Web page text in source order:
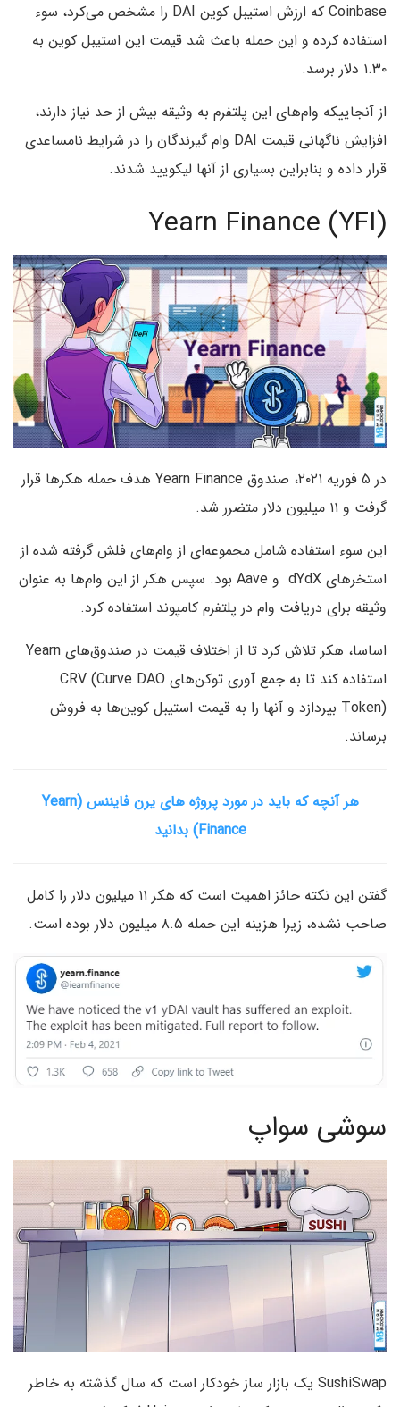
Coinbase که ارزش استیبل کوین DAI را مشخص می‌کرد، سوء
استفاده کرده و این حمله باعث شد قیمت این استیبل کوین به
۱.۳۰ دلار برسد.
از آنجاییکه وام‌های این پلتفرم به وثیقه بیش از حد نیاز دارند،
افزایش ناگهانی قیمت DAI وام گیرندگان را در شرایط نامساعدی
قرار داده و بنابراین بسیاری از آنها لیکویید شدند.
Yearn Finance (YFI)
در ۵ فوریه ۲۰۲۱، صندوق Yearn Finance هدف حمله هکرها قرار
گرفت و ۱۱ میلیون دلار متضرر شد.
این سوء استفاده شامل مجموعه‌ای از وام‌های فلش گرفته شده از
استخرهای dYdX و Aave بود. سپس هکر از این وام‌ها به عنوان
وثیقه برای دریافت وام در پلتفرم کامپوند استفاده کرد.
اساسا، هکر تلاش کرد تا از اختلاف قیمت در صندوق‌های Yearn
استفاده کند تا به جمع آوری توکن‌های CRV (Curve DAO
Token) بپردازد و آنها را به قیمت استیبل کوین‌ها به فروش
برساند.
هر آنچه که باید در مورد پروژه های یرن فایننس (Yearn
Finance) بدانید
گفتن این نکته حائز اهمیت است که هکر ۱۱ میلیون دلار را کامل
صاحب نشده، زیرا هزینه این حمله ۸.۵ میلیون دلار بوده است.
سوشی سواپ
SushiSwap یک بازار ساز خودکار است که سال گذشته به خاطر